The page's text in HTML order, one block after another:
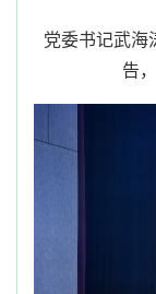
党委书记武海
告